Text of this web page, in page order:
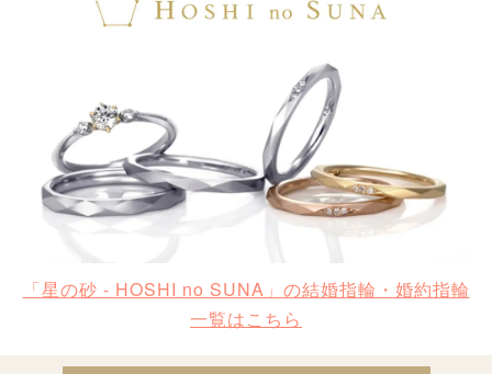
「星の砂 - HOSHI no SUNA」の結婚指輪・婚約指輪
一覧はこちら